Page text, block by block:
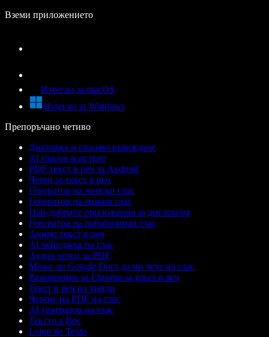
Вземи приложението
Изтегли за macOS
Изтегли за Windows
Препоръчано четиво
Диктовка и гласово въвеждане
AI гласов асистент
PDF текст в реч за Android
Четец за текст в реч
Генератор на женски глас
Генератор на мъжки глас
Най-добрите приложения за дислексия
Генератор на роботизиран глас
Аниме текст в реч
AI чейнджър на глас
Аудио четец за PDF
Може ли Google Docs да ми чете на глас
Разширение за Chrome за текст в реч
Текст в реч на хинди
Четене на PDF на глас
AI генератор на глас
Тексто а Вос
Leitor de Texto